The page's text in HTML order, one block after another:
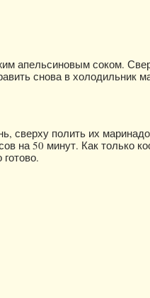
апельсиновым соком.
снова в холодильник
сверху полить их
на 50 минут. Как только